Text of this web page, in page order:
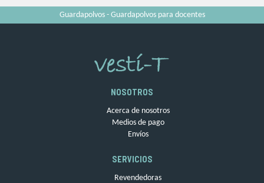
Guardapolvos - Guardapolvos para docentes
NOSOTROS
Acerca de nosotros
Medios de pago
Envíos
SERVICIOS
Revendedoras